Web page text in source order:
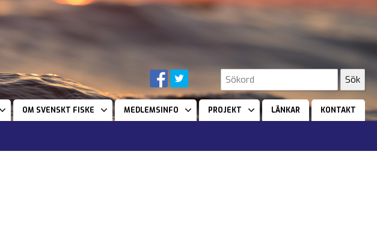
OM SVENSKT FISKE MEDLEMSINFO PROJEKT LÄNKAR KONTAKT